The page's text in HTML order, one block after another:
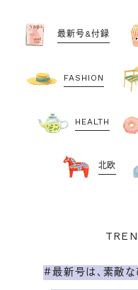
最新号&付録
FASHION
HEALTH
北欧
#最新号は、素敵な